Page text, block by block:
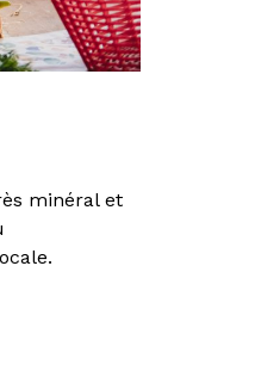
minéral et